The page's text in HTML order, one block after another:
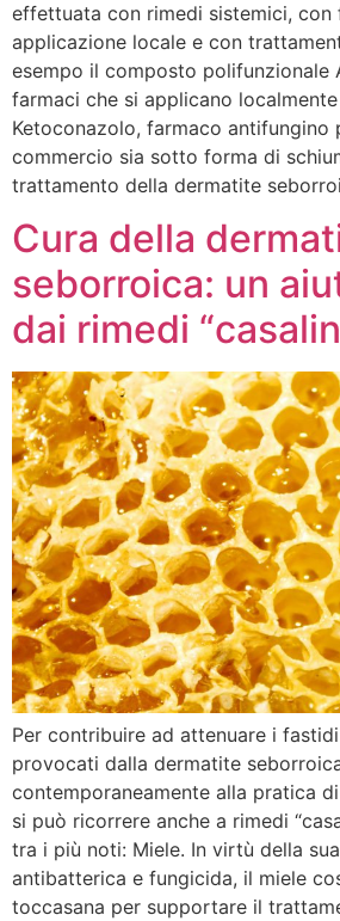
effettuata con rimedi sistemici, con
applicazione locale e con
esempo il composto polifunzionale
farmaci che si applicano
Ketoconazolo, farmaco antifungino
commercio sia sotto forma di
trattamento della dermatite
Cura della
seborroica: un
dai rimedi
Per contribuire ad attenuare i
provocati dalla dermatite
contemporaneamente alla pratica
si può ricorrere anche a rimedi
tra i più noti: Miele. In virtù della
antibatterica e fungicida, il miele
toccasana per supportare il